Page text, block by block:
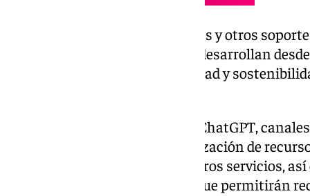
Así, a través de pantallas táctiles y otros
algunas de las acciones que se desarrollan
mejor digitalización, accesibilidad y
Entre esas acciones, destacan ChatGPT,
Inteligencia Artificial, geolocalización de
alojamientos, restaurantes y otros servicios,
recogidos a través de Big Data que permitirán